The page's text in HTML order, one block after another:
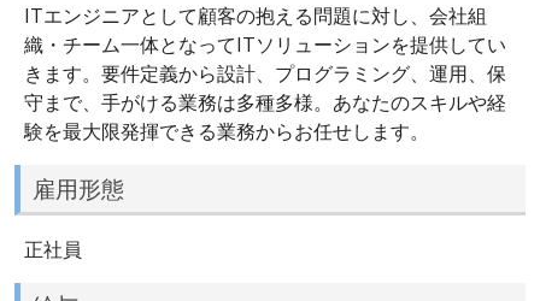
ITエンジニアとして顧客の抱える問題に対し、会社組
織・チーム一体となってITソリューションを提供してい
きます。要件定義から設計、プログラミング、運用、保
守まで、手がける業務は多種多様。あなたのスキルや経
験を最大限発揮できる業務からお任せします。
雇用形態
正社員